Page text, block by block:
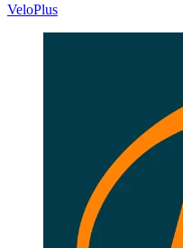
VeloPlus